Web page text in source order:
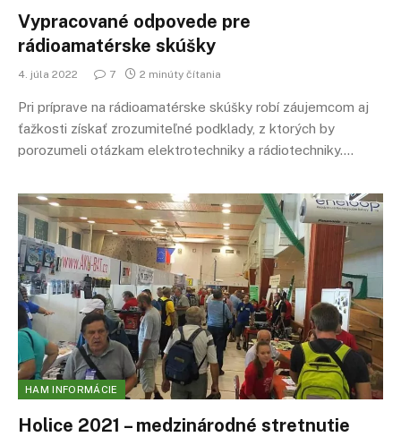
Vypracované odpovede pre
rádioamatérske skúšky
4. júla 2022 7 2 minúty čítania
Pri príprave na rádioamatérske skúšky robí záujemcom aj
ťažkosti získať zrozumiteľné podklady, z ktorých by
porozumeli otázkam elektrotechniky a rádiotechniky.…
HAM INFORMÁCIE
Holice 2021 – medzinárodné stretnutie